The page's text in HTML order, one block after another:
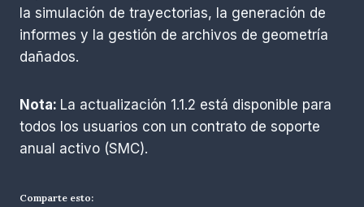
la simulación de trayectorias, la generación de
informes y la gestión de archivos de geometría
dañados.
Nota: La actualización 1.1.2 está disponible para
todos los usuarios con un contrato de soporte
anual activo (SMC).
Comparte esto: